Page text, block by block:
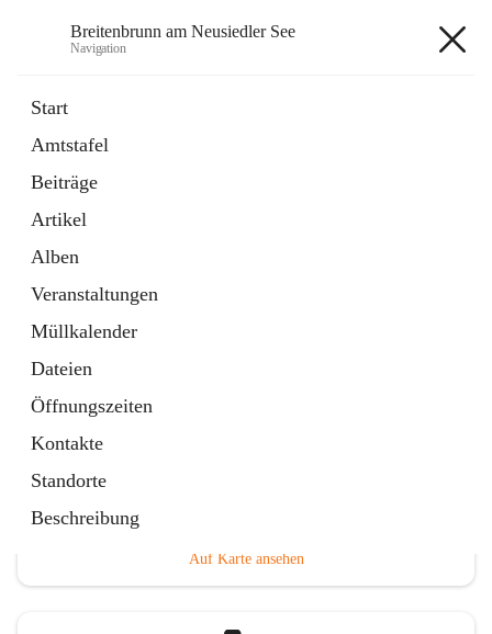
Breitenbrunn am Neusiedler See
Navigation
Start
Amtstafel
Beiträge
Artikel
Alben
Veranstaltungen
Müllkalender
Dateien
Öffnungszeiten
Kontakte
Standorte
Beschreibung
18 Schnellzugriffe
Gemeindeservice
Auf Karte ansehen